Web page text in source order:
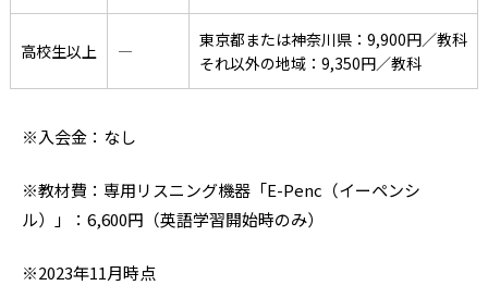
高校生以上 ―
東京都または神奈川県：9,900円／教科
それ以外の地域：9,350円／教科
※入会金：なし
※教材費：専用リスニング機器「E-Penc（イーペンシ
ル）」：6,600円（英語学習開始時のみ）
※2023年11月時点